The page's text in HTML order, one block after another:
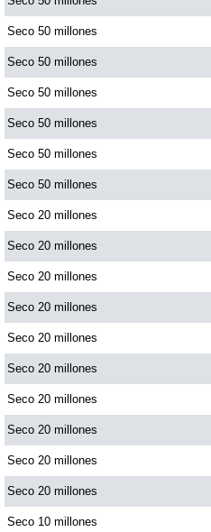
Motilon Tarde
Motilon Noche
Paisita Día
Paisita Noche
Paisita 3
Pick 3 Día
Pick 3 Noche
Pick 4 Día
Pick 4 Noche
Seco 50 millones
Seco 50 millones
Seco 50 millones
Seco 50 millones
Seco 50 millones
Seco 50 millones
Seco 20 millones
Seco 20 millones
Seco 20 millones
Seco 20 millones
Seco 20 millones
Seco 20 millones
Seco 20 millones
Seco 20 millones
Seco 20 millones
Seco 20 millones
Seco 10 millones